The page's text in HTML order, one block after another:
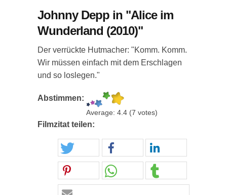
Johnny Depp in "Alice im
Wunderland (2010)"
Der verrückte Hutmacher: "Komm. Komm.
Wir müssen einfach mit dem Erschlagen
und so loslegen."
Abstimmen:
Average: 4.4 (7 votes)
Filmzitat teilen: